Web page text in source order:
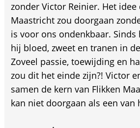
zonder Victor Reinier. Het idee
Maastricht zou doorgaan
is voor ons ondenkbaar.
hij bloed, zweet en tranen in
Zoveel passie, toewijding en
zou dit het einde zijn?! Victor
samen de kern van Flikken
kan niet doorgaan als een van